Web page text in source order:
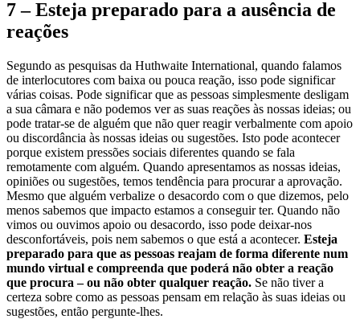
7 – Esteja preparado para a ausência de
reações
Segundo as pesquisas da Huthwaite International, quando falamos
de interlocutores com baixa ou pouca reação, isso pode significar
várias coisas. Pode significar que as pessoas simplesmente desligam
a sua câmara e não podemos ver as suas reações às nossas ideias; ou
pode tratar-se de alguém que não quer reagir verbalmente com apoio
ou discordância às nossas ideias ou sugestões. Isto pode acontecer
porque existem pressões sociais diferentes quando se fala
remotamente com alguém. Quando apresentamos as nossas ideias,
opiniões ou sugestões, temos tendência para procurar a aprovação.
Mesmo que alguém verbalize o desacordo com o que dizemos, pelo
menos sabemos que impacto estamos a conseguir ter. Quando não
vimos ou ouvimos apoio ou desacordo, isso pode deixar-nos
desconfortáveis, pois nem sabemos o que está a acontecer. Esteja
preparado para que as pessoas reajam de forma diferente num
mundo virtual e compreenda que poderá não obter a reação
que procura – ou não obter qualquer reação. Se não tiver a
certeza sobre como as pessoas pensam em relação às suas ideias ou
sugestões, então pergunte-lhes.